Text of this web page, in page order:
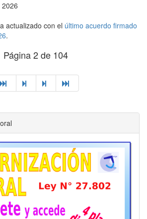
actualizado con el último acuerdo firmado
.
Página 2 de 104